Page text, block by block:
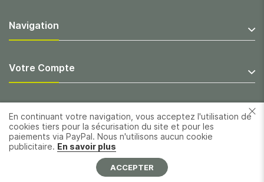
En continuant votre navigation, vous acceptez l'utilisation de
cookies tiers pour la sécurisation du site et pour les
paiements via PayPal. Nous n'utilisons aucun cookie
publicitaire. En savoir plus
ACCEPTER
Navigation
Votre Compte